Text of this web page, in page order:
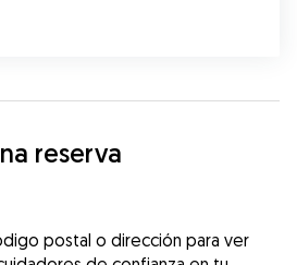
reserva
postal o dirección para ver